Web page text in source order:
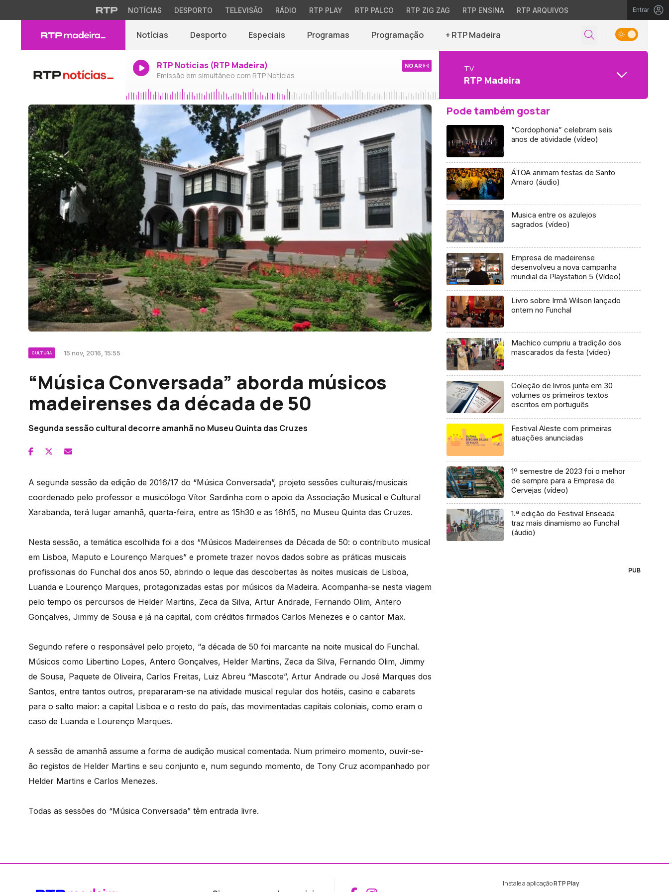
NOTÍCIAS DESPORTO TELEVISÃO RÁDIO RTP PLAY RTP PALCO RTP ZIG ZAG RTP ENSINA RTP ARQUIVOS Entrar
Notícias Desporto Especiais Programas Programação + RTP Madeira
RTP Notícias (RTP Madeira)
Emissão em simultâneo com RTP Notícias
NO AR TV
RTP Madeira
CULTURA 15 nov, 2016, 15:55
“Música Conversada” aborda músicos
madeirenses da década de 50
Segunda sessão cultural decorre amanhã no Museu Quinta das Cruzes
A segunda sessão da edição de 2016/17 do “Música Conversada”, projeto sessões culturais/musicais
coordenado pelo professor e musicólogo Vítor Sardinha com o apoio da Associação Musical e Cultural
Xarabanda, terá lugar amanhã, quarta-feira, entre as 15h30 e as 16h15, no Museu Quinta das Cruzes.
Nesta sessão, a temática escolhida foi a dos “Músicos Madeirenses da Década de 50: o contributo musical
em Lisboa, Maputo e Lourenço Marques” e promete trazer novos dados sobre as práticas musicais
profissionais do Funchal dos anos 50, abrindo o leque das descobertas às noites musicais de Lisboa,
Luanda e Lourenço Marques, protagonizadas estas por músicos da Madeira. Acompanha-se nesta viagem
pelo tempo os percursos de Helder Martins, Zeca da Silva, Artur Andrade, Fernando Olim, Antero
Gonçalves, Jimmy de Sousa e já na capital, com créditos firmados Carlos Menezes e o cantor Max.
Segundo refere o responsável pelo projeto, “a década de 50 foi marcante na noite musical do Funchal.
Músicos como Libertino Lopes, Antero Gonçalves, Helder Martins, Zeca da Silva, Fernando Olim, Jimmy
de Sousa, Paquete de Oliveira, Carlos Freitas, Luiz Abreu “Mascote”, Artur Andrade ou José Marques dos
Santos, entre tantos outros, prepararam-se na atividade musical regular dos hotéis, casino e cabarets
para o salto maior: a capital Lisboa e o resto do país, das movimentadas capitais coloniais, como eram o
caso de Luanda e Lourenço Marques.
A sessão de amanhã assume a forma de audição musical comentada. Num primeiro momento, ouvir-se-
ão registos de Helder Martins e seu conjunto e, num segundo momento, de Tony Cruz acompanhado por
Helder Martins e Carlos Menezes.
Todas as sessões do “Música Conversada” têm entrada livre.
Pode também gostar
“Cordophonia” celebram seis
anos de atividade (vídeo)
ÁTOA animam festas de Santo
Amaro (áudio)
Musica entre os azulejos
sagrados (vídeo)
Empresa de madeirense
desenvolveu a nova campanha
mundial da Playstation 5 (Vídeo)
Livro sobre Irmã Wilson lançado
ontem no Funchal
Machico cumpriu a tradição dos
mascarados da festa (vídeo)
Coleção de livros junta em 30
volumes os primeiros textos
escritos em português
Festival Aleste com primeiras
atuações anunciadas
1º semestre de 2023 foi o melhor
de sempre para a Empresa de
Cervejas (vídeo)
1.ª edição do Festival Enseada
traz mais dinamismo ao Funchal
(áudio)
PUB
Instale a aplicaçãoRTP Play